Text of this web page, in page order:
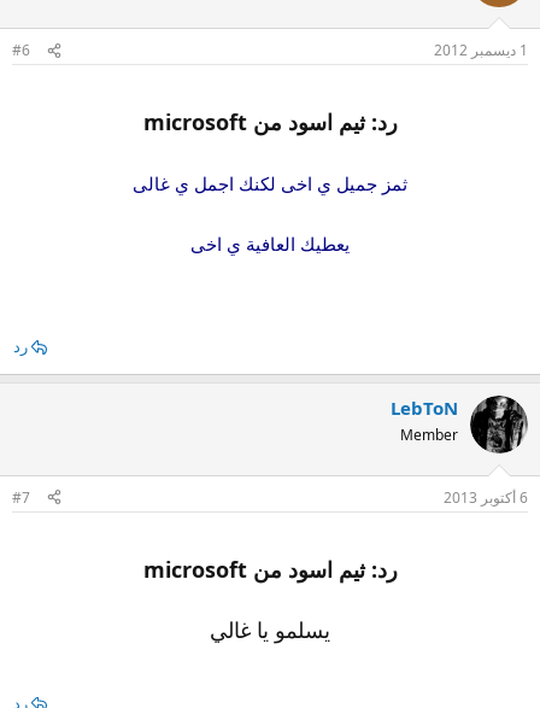
1 ديسمبر 2012 #6
رد: ثيم اسود من microsoft
ثمز جميل ي اخى لكنك اجمل ي غالى
يعطيك العافية ي اخى
رد
LebToN
Member
6 أكتوبر 2013 #7
رد: ثيم اسود من microsoft
يسلمو يا غالي
رد